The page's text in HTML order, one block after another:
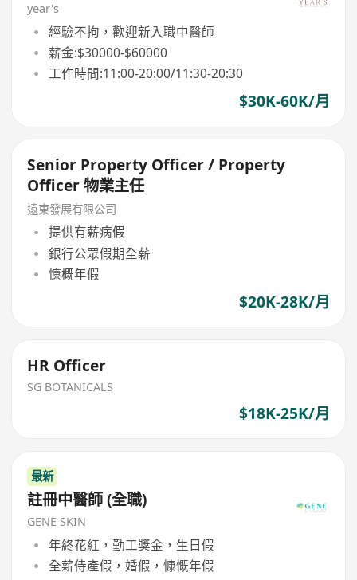
year's
經驗不拘，歡迎新入職中醫師
薪金:$30000-$60000
工作時間:11:00-20:00/11:30-20:30
$30K-60K/月
Senior Property Officer / Property
Officer 物業主任
遠東發展有限公司
提供有薪病假
銀行公眾假期全薪
慷概年假
$20K-28K/月
HR Officer
SG BOTANICALS
$18K-25K/月
最新
註冊中醫師 (全職)
GENE SKIN
年終花紅，勤工獎金，生日假
全薪侍產假，婚假，慷慨年假